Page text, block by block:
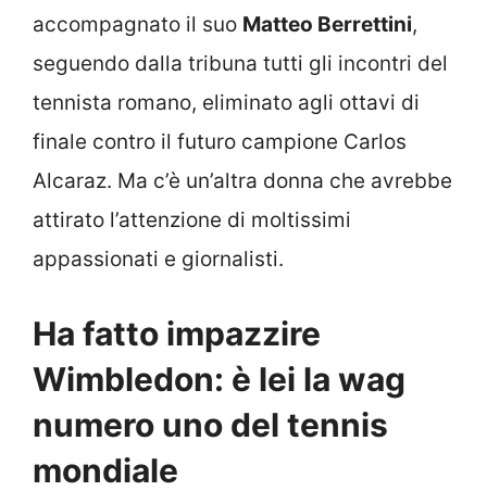
accompagnato il suo Matteo Berrettini,
seguendo dalla tribuna tutti gli incontri del
tennista romano, eliminato agli ottavi di
finale contro il futuro campione Carlos
Alcaraz. Ma c’è un’altra donna che avrebbe
attirato l’attenzione di moltissimi
appassionati e giornalisti.
Ha fatto impazzire
Wimbledon: è lei la wag
numero uno del tennis
mondiale